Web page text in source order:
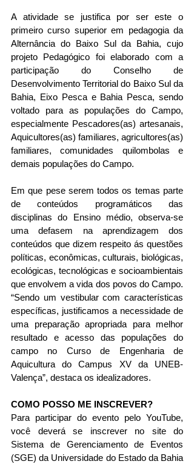
A atividade se justifica por ser este o
primeiro curso superior em pedagogia da
Alternância do Baixo Sul da Bahia, cujo
projeto Pedagógico foi elaborado com a
participação do Conselho de
Desenvolvimento Territorial do Baixo Sul da
Bahia, Eixo Pesca e Bahia Pesca, sendo
voltado para as populações do Campo,
especialmente Pescadores(as) artesanais,
Aquicultores(as) familiares, agricultores(as)
familiares, comunidades quilombolas e
demais populações do Campo.
Em que pese serem todos os temas parte
de conteúdos programáticos das
disciplinas do Ensino médio, observa-se
uma defasem na aprendizagem dos
conteúdos que dizem respeito ás questões
políticas, econômicas, culturais, biológicas,
ecológicas, tecnológicas e socioambientais
que envolvem a vida dos povos do Campo.
“Sendo um vestibular com características
específicas, justificamos a necessidade de
uma preparação apropriada para melhor
resultado e acesso das populações do
campo no Curso de Engenharia de
Aquicultura do Campus XV da UNEB-
Valença”, destaca os idealizadores.
COMO POSSO ME INSCREVER?
Para participar do evento pelo YouTube,
você deverá se inscrever no site do
Sistema de Gerenciamento de Eventos
(SGE) da Universidade do Estado da Bahia